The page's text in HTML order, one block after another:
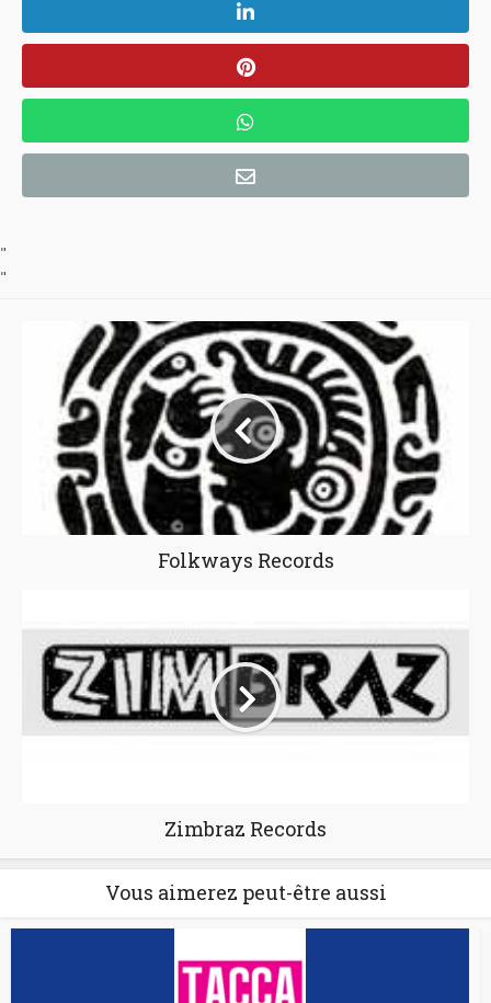
"
"
Folkways Records
Zimbraz Records
Vous aimerez peut-être aussi